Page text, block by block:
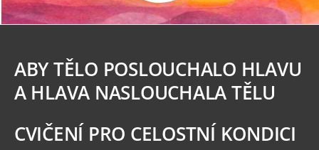
ABY TĚLO POSLOUCHALO HLAVU
A HLAVA NASLOUCHALA TĚLU
CVIČENÍ PRO CELOSTNÍ KONDICI